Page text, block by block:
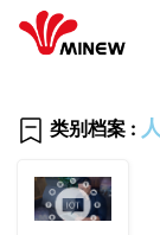
类别档案 :